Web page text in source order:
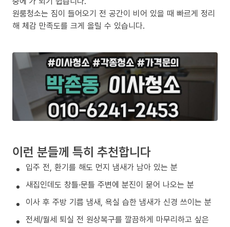
원룸청소는 짐이 들어오기 전 공간이 비어 있을 때 빠르게 정리
해 체감 만족도를 크게 올릴 수 있습니다.
이런 분들께 특히 추천합니다
입주 전, 환기를 해도 먼지 냄새가 남아 있는 분
새집인데도 창틀·문틀 주변에 분진이 묻어 나오는 분
이사 후 주방 기름 냄새, 욕실 습한 냄새가 신경 쓰이는 분
전세/월세 퇴실 전 원상복구를 깔끔하게 마무리하고 싶은